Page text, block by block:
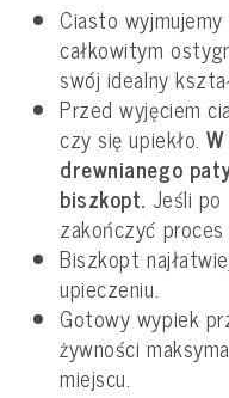
Ciasto
całkowitym
swój idealny
Przed wyjęciem
czy się upiekło.
drewnianego
biszkopt. Jeśli
zakończyć
Biszkopt
upieczeniu.
Gotowy wypiek
żywności
miejscu.